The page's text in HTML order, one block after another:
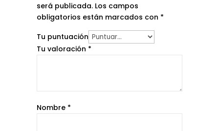
será publicada. Los campos
obligatorios están marcados con *
Tu puntuación
Tu valoración *
Nombre *